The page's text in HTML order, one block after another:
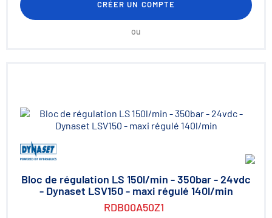
CRÉER UN COMPTE
ou
Bloc de régulation LS 150l/min - 350bar - 24vdc
- Dynaset LSV150 - maxi régulé 140l/min
RDB00A50Z1